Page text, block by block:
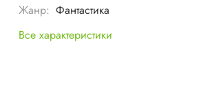
Жанр: Фантастика
Все характеристики